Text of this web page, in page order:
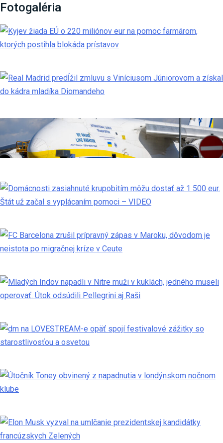
Fotogaléria